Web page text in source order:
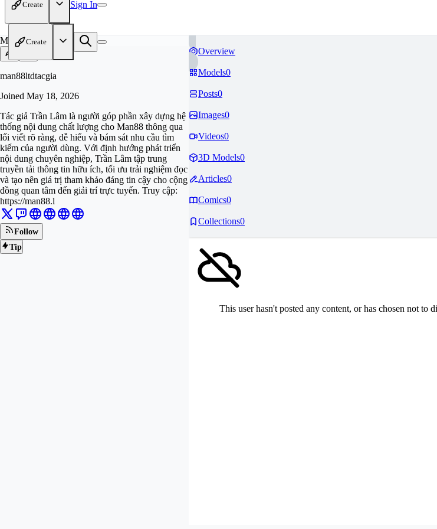
Create Sign In
Create
MA
man88ltdtacgia
Joined May 18, 2026
Tác giả Trần Lâm là người góp phần xây dựng hệ
thống nội dung chất lượng cho Man88 thông qua
lối viết rõ ràng, dễ hiểu và bám sát nhu cầu tìm
kiếm của người dùng. Với định hướng phát triển
nội dung chuyên nghiệp, Trần Lâm tập trung
truyền tải thông tin hữu ích, tối ưu trải nghiệm đọc
và tạo nên giá trị tham khảo đáng tin cậy cho cộng
đồng quan tâm đến giải trí trực tuyến. Truy cập:
https://man88.l
Follow
Tip
Overview
Models0
Posts0
Images0
Videos0
3D Models0
Articles0
Comics0
Collections0
This user hasn't posted any content, or has chosen not to